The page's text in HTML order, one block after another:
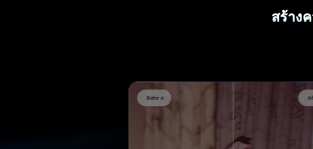
สร้าง
Before